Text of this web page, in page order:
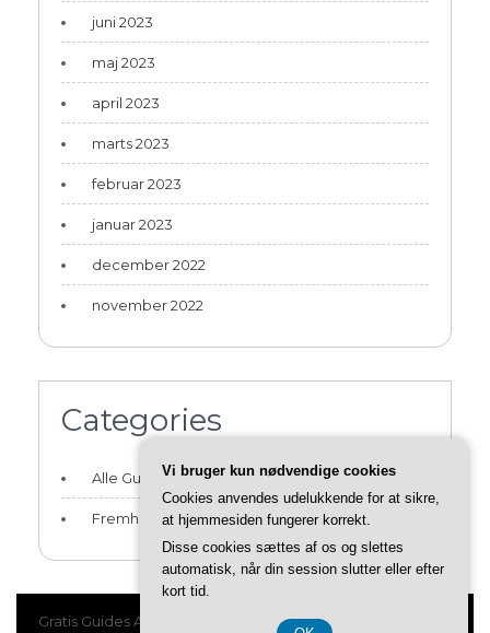
juni 2023
maj 2023
april 2023
marts 2023
februar 2023
januar 2023
december 2022
november 2022
Categories
Alle Guides og Artikler
Fremhævede Guides
Gratis Guides All Rights Reserved
Vi bruger kun nødvendige cookies
Cookies anvendes udelukkende for at sikre,
at hjemmesiden fungerer korrekt.
Disse cookies sættes af os og slettes
automatisk, når din session slutter eller efter
kort tid.